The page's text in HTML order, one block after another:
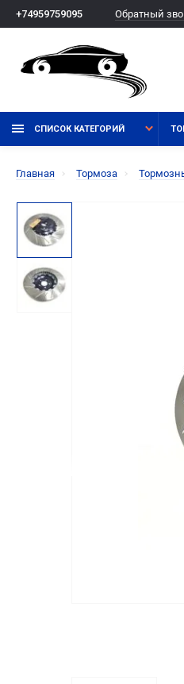
+74959759095 Обратный
СПИСОК КАТЕГОРИЙ
Главная Тормоза